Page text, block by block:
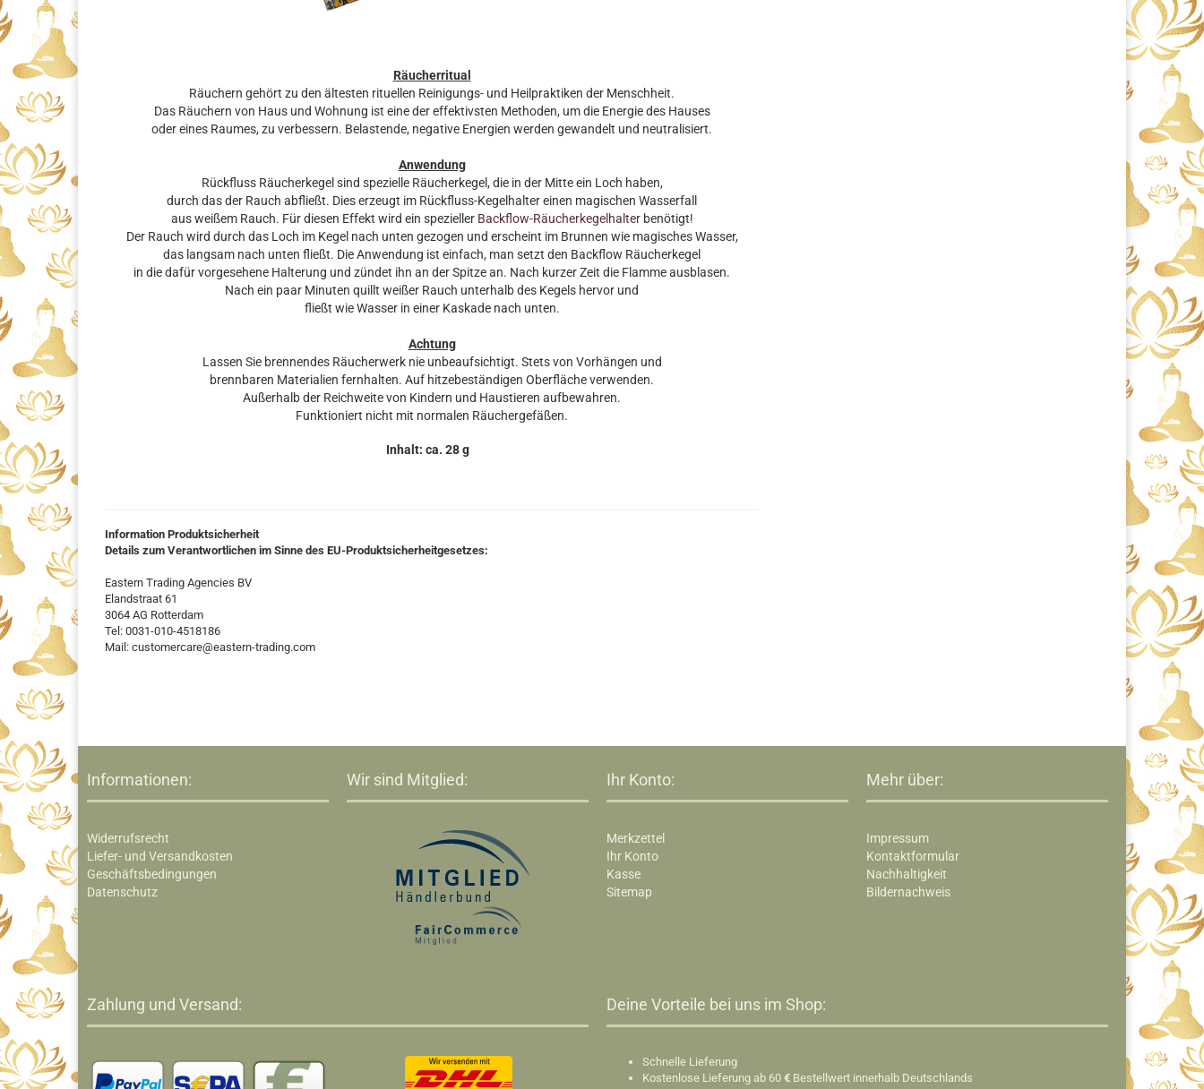
Räucherritual
Räuchern gehört zu den ältesten rituellen Reinigungs- und Heilpraktiken der Menschheit.
Das Räuchern von Haus und Wohnung ist eine der effektivsten Methoden, um die Energie des Hauses
oder eines Raumes, zu verbessern. Belastende, negative Energien werden gewandelt und neutralisiert.
Anwendung
Rückfluss Räucherkegel sind spezielle Räucherkegel, die in der Mitte ein Loch haben,
durch das der Rauch abfließt. Dies erzeugt im Rückfluss-Kegelhalter einen magischen Wasserfall
aus weißem Rauch. Für diesen Effekt wird ein spezieller Backflow-Räucherkegelhalterbenötigt!
Der Rauch wird durch das Loch im Kegel nach unten gezogen und erscheint im Brunnen wie magisches Wasser,
das langsam nach unten fließt. Die Anwendung ist einfach, man setzt den Backflow Räucherkegel
in die dafür vorgesehene Halterung und zündet ihn an der Spitze an. Nach kurzer Zeit die Flamme ausblasen.
Nach ein paar Minuten quillt weißer Rauch unterhalb des Kegels hervor und
fließt wie Wasser in einer Kaskade nach unten.
Achtung
Lassen Sie brennendes Räucherwerk nie unbeaufsichtigt. Stets von Vorhängen und
brennbaren Materialien fernhalten. Auf hitzebeständigen Oberfläche verwenden.
Außerhalb der Reichweite von Kindern und Haustieren aufbewahren.
Funktioniert nicht mit normalen Räuchergefäßen.
Inhalt: ca. 28 g
Information Produktsicherheit
Details zum Verantwortlichen im Sinne des EU-Produktsicherheitgesetzes:
Eastern Trading Agencies BV
Elandstraat 61
3064 AG Rotterdam
Tel: 0031-010-4518186
Mail: customercare@eastern-trading.com
Informationen:
Widerrufsrecht
Liefer- und Versandkosten
Geschäftsbedingungen
Datenschutz
Wir sind Mitglied: Ihr Konto:
Merkzettel
Ihr Konto
Kasse
Sitemap
Mehr über:
Impressum
Kontaktformular
Nachhaltigkeit
Bildernachweis
Zahlung und Versand: Deine Vorteile bei uns im Shop:​
Schnelle Lieferung
Kostenlose Lieferung ab 60 € Bestellwert innerhalb Deutschlands